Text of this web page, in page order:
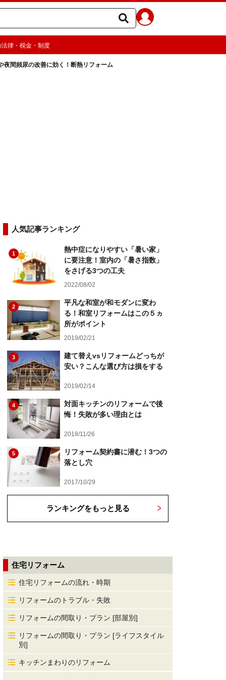
法律・税金・制度
夜間頻尿の改善に効く！断熱リフォーム
人気記事ランキング
1
熱中症になりやすい「暑い家」
に要注意！室内の「暑さ指数」
をさげる3つの工夫
2022/08/02
2
平凡な和室が和モダンに変わ
る！和室リフォームはこの５ヵ
所がポイント
2019/02/21
3
建て替えvsリフォームどっちが
安い？こんな選び方は損をする
2019/02/14
4
対面キッチンのリフォームで後
悔！失敗が多い理由とは
2018/11/26
5
リフォーム契約書に潜む！3つの
落とし穴
2017/10/29
ランキングをもっと見る
住宅リフォーム
住宅リフォームの流れ・時期
リフォームのトラブル・失敗
リフォームの間取り・プラン [部屋別]
リフォームの間取り・プラン [ライフスタイル
別]
キッチンまわりのリフォーム